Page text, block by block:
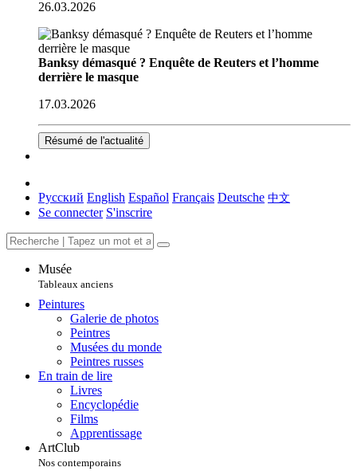
26.03.2026
Banksy démasqué ? Enquête de Reuters et l’homme
derrière le masque
17.03.2026
Résumé de l'actualité
Русский English Español Français Deutsche 中文
Se connecter S'inscrire
Musée
Tableaux anciens
Peintures
Galerie de photos
Peintres
Musées du monde
Peintres russes
En train de lire
Livres
Encyclopédie
Films
Apprentissage
ArtClub
Nos contemporains